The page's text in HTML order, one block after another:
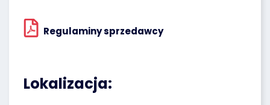
Regulaminy sprzedawcy
Lokalizacja: